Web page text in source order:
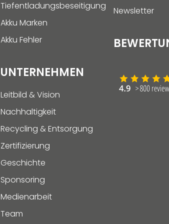
Tiefentladungsbeseitigung
Akku Marken
Akku Fehler
UNTERNEHMEN
Leitbild & Vision
Nachhaltigkeit
Recycling & Entsorgung
Zertifizierung
Geschichte
Sponsoring
Medienarbeit
Team
Newsletter